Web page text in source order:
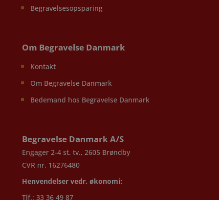
Begravelsesopsparing
Om Begravelse Danmark
Kontakt
Om Begravelse Danmark
Bedemand hos Begravelse Danmark
Begravelse Danmark A/S
Engager 2-4 st. tv., 2605 Brøndby
CVR nr. 16276480
Henvendelser vedr. økonomi:
Tlf.: 33 36 49 87